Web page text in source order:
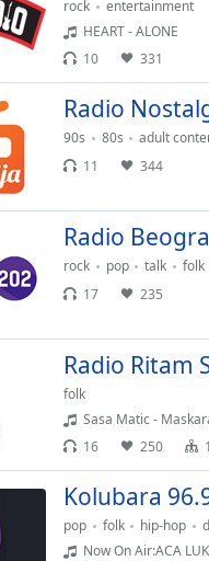
rock
entertainment
HEART - ALONE
10
331
Radio
90s 80s
adult
11
344
Radio
rock pop talk folk
17
235
Radio Ritam
folk
Sasa Matic -
16
250 1
Kolubara
pop folk hip-hop
Now On Air:ACA